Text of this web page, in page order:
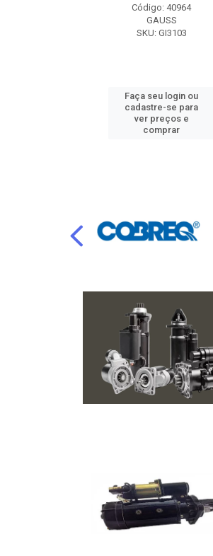
Código: 40964
GAUSS
SKU: GI3103
Faça seu login ou
cadastre-se para
ver preços e
comprar